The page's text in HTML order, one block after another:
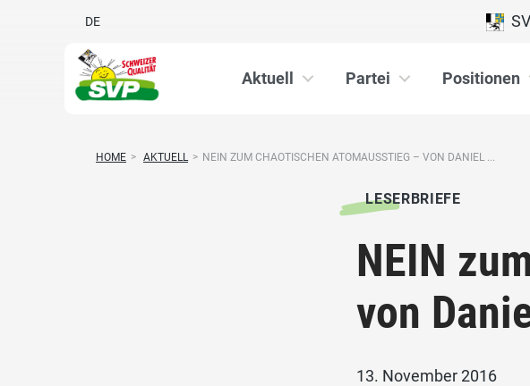
DE
Aktuell Partei Positionen
HOME > AKTUELL > NEIN ZUM CHAOTISCHEN ATOMAUSSTIEG – VON DANIEL ...
LESERBRIEFE
NEIN
von
13. November 2016